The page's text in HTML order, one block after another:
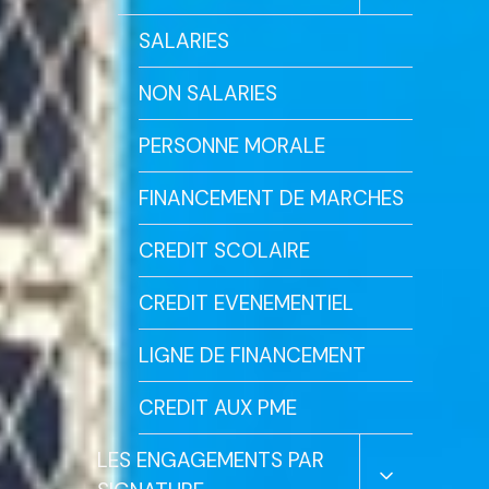
Enfant
Le
Enfant
SALARIES
NON SALARIES
PERSONNE MORALE
FINANCEMENT DE MARCHES
CREDIT SCOLAIRE
CREDIT EVENEMENTIEL
LIGNE DE FINANCEMENT
CREDIT AUX PME
LES ENGAGEMENTS PAR
Le